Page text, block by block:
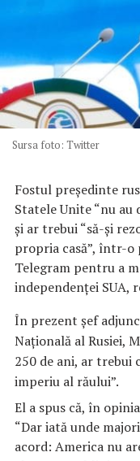
Sursa foto: Twitter
Fostul preşedinte
Statele Unite “nu
şi ar trebui “să-şi
propria casă”, într-o
Telegram pentru a
independenţei SUA,
În prezent şef
Naţională al Rusiei,
250 de ani, ar trebui
imperiu al răului”.
El a spus că, în
“Dar iată unde
acord: America nu